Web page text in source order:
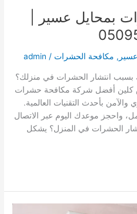
بمحايل عسير |
, مكافحة الحشرات /
admin
انتشار الحشرات في منزلك؟
كلين أفضل شركة مكافحة حشرات
بأحدث التقنيات العالمية.
واحجز موعدك اليوم عبر الاتصال
أضرار انتشار الحشرات في المنزل؟ يشكل